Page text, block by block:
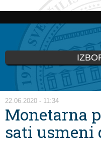
Skoči
glavni
sadržaj
Vi ste ovdje
22.06.2020 - 11:34
Monetarna
sati usmeni